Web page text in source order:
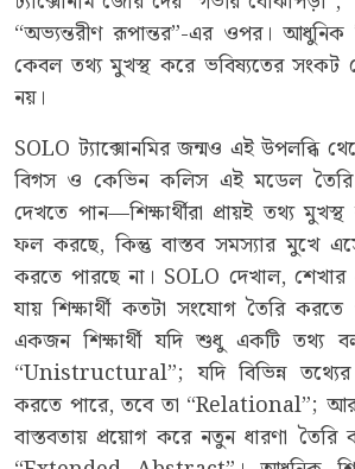
“অভ্যন্তরীণ রূপান্তর”-এর ওপর। আধুনিক
কেবল তথ্য মুখস্থ করে ভবিষ্যতের সংকট
নয়।
SOLO ট্যাক্সোনমির জন্মও এই উপলব্ধি
বিগস ও কেভিন কলিস এই মডেল তৈরি
দেখতে পান—শিক্ষার্থীরা প্রায়ই তথ্য
ফল করছে, কিন্তু বাস্তব সমস্যার মুখে
করতে পারছে না। SOLO দেখাল,
যায় শিক্ষার্থী কতটা সংযোগ তৈরি করতে
একজন শিক্ষার্থী যদি শুধু একটি তথ্য
“Unistructural”; যদি বিভিন্ন
করতে পারে, তবে তা “Relational”; আর
বাস্তবতায় প্রয়োগ করে নতুন ধারণা